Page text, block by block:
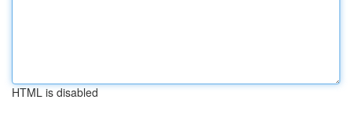
HTML is disabled